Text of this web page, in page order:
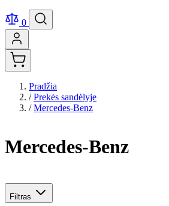
0
Pradžia
/ Prekės sandėlyje
/ Mercedes-Benz
Mercedes-Benz
Filtras